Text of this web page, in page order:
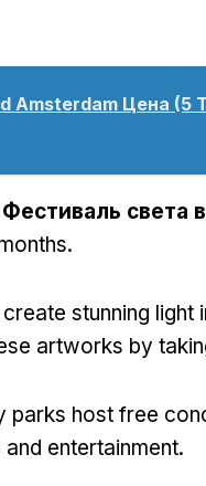
Amsterdam Цена
Фестиваль света
.
stunning light
artworks by
parks host free
entertainment.